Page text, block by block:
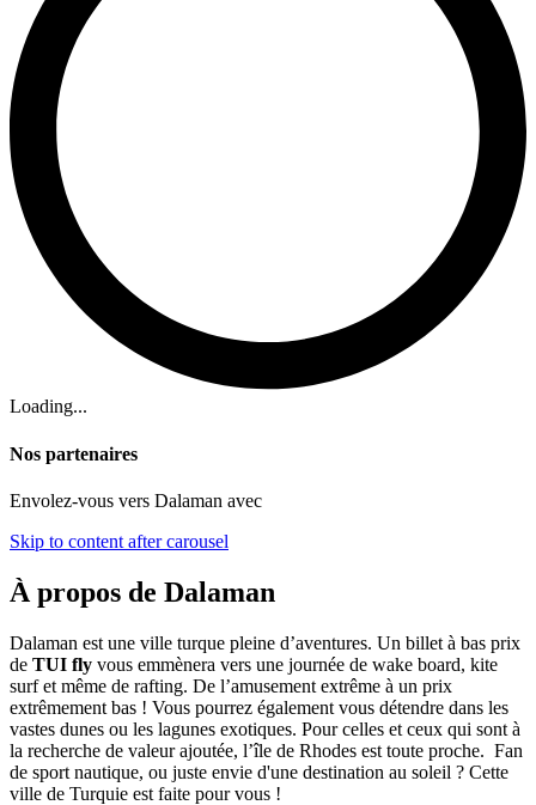
Loading...
Nos partenaires
Envolez-vous vers Dalaman avec
Skip to content after carousel
À propos de Dalaman
Dalaman est une ville turque pleine d’aventures. Un billet à bas prix
de TUI fly vous emmènera vers une journée de wake board, kite
surf et même de rafting. De l’amusement extrême à un prix
extrêmement bas ! Vous pourrez également vous détendre dans les
vastes dunes ou les lagunes exotiques. Pour celles et ceux qui sont à
la recherche de valeur ajoutée, l’île de Rhodes est toute proche. Fan
de sport nautique, ou juste envie d'une destination au soleil ? Cette
ville de Turquie est faite pour vous !